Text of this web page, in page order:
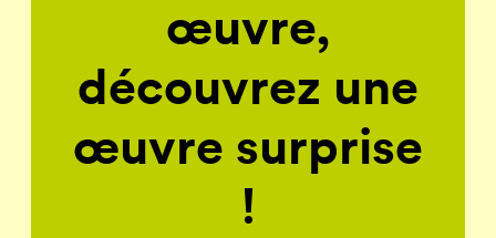
œuvre,
découvrez une
œuvre surprise
!